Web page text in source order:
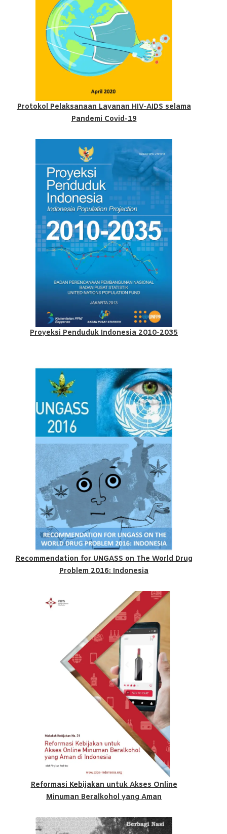
Protokol Pelaksanaan Layanan HIV-AIDS selama
Pandemi Covid-19
Proyeksi Penduduk Indonesia 2010-2035
Recommendation for UNGASS on The World Drug
Problem 2016: Indonesia
Reformasi Kebijakan untuk Akses Online
Minuman Beralkohol yang Aman